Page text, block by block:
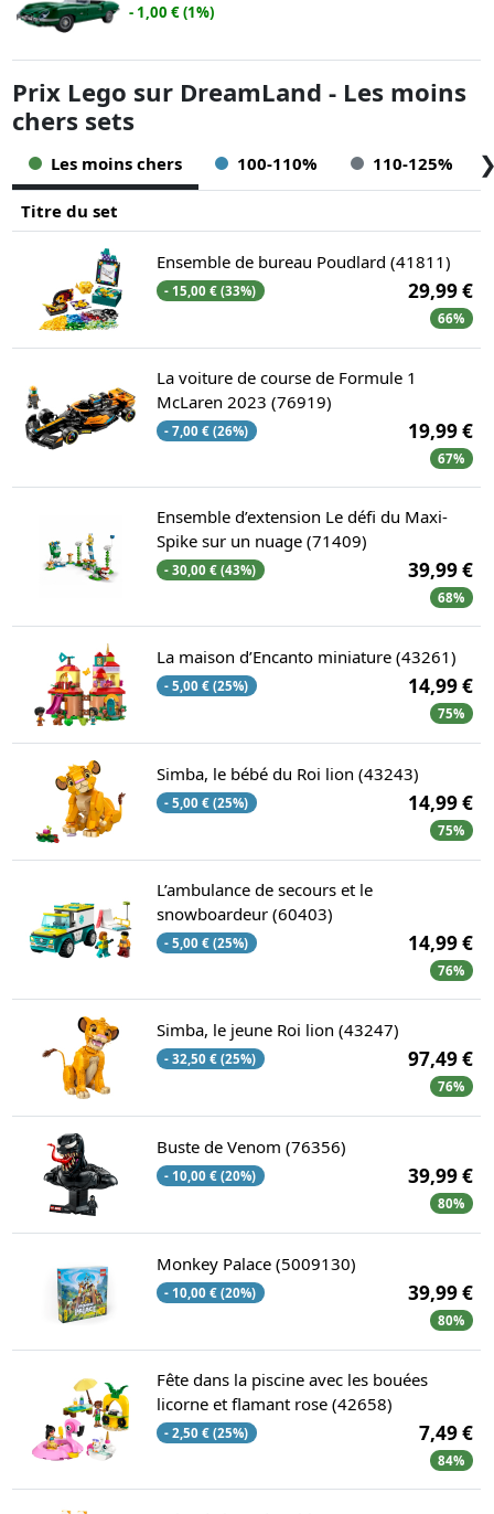
- 1,00 € (1%)
Prix Lego sur DreamLand - Les moins
chers sets
Les moins chers 100-110% 110-125%
Titre du set
Ensemble de bureau Poudlard (41811)
- 15,00 € (33%) 29,99 €
66%
La voiture de course de Formule 1
McLaren 2023 (76919)
- 7,00 € (26%) 19,99 €
67%
Ensemble d’extension Le défi du Maxi-
Spike sur un nuage (71409)
- 30,00 € (43%) 39,99 €
68%
La maison d’Encanto miniature (43261)
- 5,00 € (25%) 14,99 €
75%
Simba, le bébé du Roi lion (43243)
- 5,00 € (25%) 14,99 €
75%
L’ambulance de secours et le
snowboardeur (60403)
- 5,00 € (25%) 14,99 €
76%
Simba, le jeune Roi lion (43247)
- 32,50 € (25%) 97,49 €
76%
Buste de Venom (76356)
- 10,00 € (20%) 39,99 €
80%
Monkey Palace (5009130)
- 10,00 € (20%) 39,99 €
80%
Fête dans la piscine avec les bouées
licorne et flamant rose (42658)
- 2,50 € (25%) 7,49 €
84%